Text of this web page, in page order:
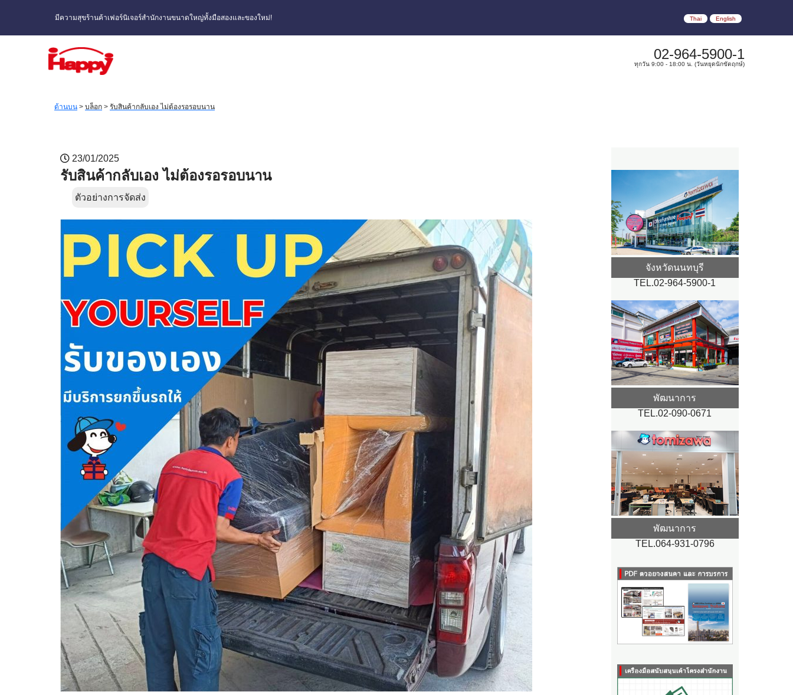
มีความสุขร้านค้าเฟอร์นิเจอร์สำนักงานขนาดใหญ่ทั้งมือสองและของใหม่! Thai English
02-964-5900-1
ทุกวัน 9:00 - 18:00 น. (วันหยุดนักขัตฤกษ์)
ด้านบน > บล็อก > รับสินค้ากลับเอง ไม่ต้องรอรอบนาน
23/01/2025
รับสินค้ากลับเอง ไม่ต้องรอรอบนาน
ตัวอย่างการจัดส่ง
จังหวัดนนทบุรี
TEL.02-964-5900-1
พัฒนาการ
TEL.02-090-0671
พัฒนาการ
TEL.064-931-0796